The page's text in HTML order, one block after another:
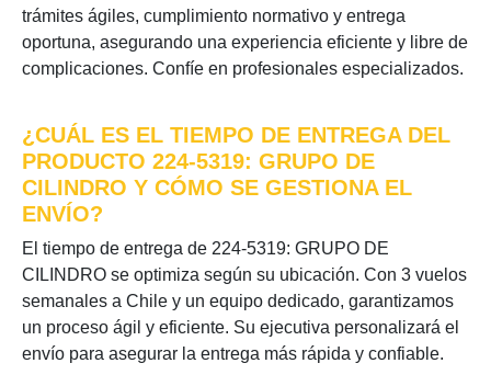
trámites ágiles, cumplimiento normativo y entrega
oportuna, asegurando una experiencia eficiente y libre de
complicaciones. Confíe en profesionales especializados.
¿CUÁL ES EL TIEMPO DE ENTREGA DEL
PRODUCTO 224-5319: GRUPO DE
CILINDRO Y CÓMO SE GESTIONA EL
ENVÍO?
El tiempo de entrega de 224-5319: GRUPO DE
CILINDRO se optimiza según su ubicación. Con 3 vuelos
semanales a Chile y un equipo dedicado, garantizamos
un proceso ágil y eficiente. Su ejecutiva personalizará el
envío para asegurar la entrega más rápida y confiable.